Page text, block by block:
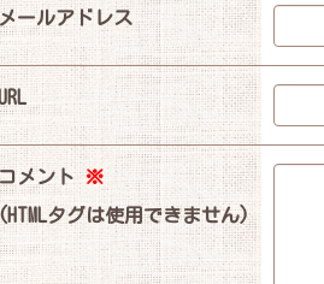
ールアドレス
メント※
(HTMLタグは使用できません)